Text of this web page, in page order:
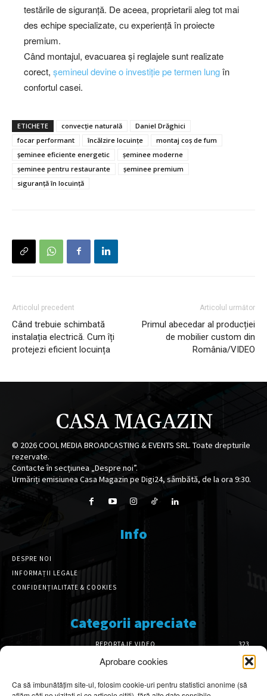
Aprobare cookies
Ca să îmbunătățim site-ul, folosim cookie-uri pentru statistici anonime (să
testările de siguranță. De aceea, proprietarii aleg tot mai
des echipe specializate, cu experiență în proiecte
premium.
Când montajul, evacuarea și reglajele sunt realizate
corect, șemineul devine o investiție pe termen lungîn
confortul casei.
ETICHETE convecție naturală
Daniel Drăghici
focar performant
încălzire locuințe
montaj coș de fum
șeminee eficiente energetic
șeminee moderne
șeminee pentru restaurante
șeminee premium
siguranță în locuință
Articolul precedent
Când trebuie schimbată
instalația electrică. Cum îți
protejezi eficient locuința
Articolul următor
Primul abecedar al producției
de mobilier custom din
România/VIDEO
CASA MAGAZIN
© 2026COOL MEDIA BROADCASTING & EVENTS SRL. Toate drepturile
rezervate.
Contacte în secțiunea „Despre noi”.
Urmăriți emisiunea Casa Magazin pe Digi24, sâmbătă, de la ora 9:30.
Info
DESPRE NOI
INFORMAȚII LEGALE
CONFIDENȚIALITATE & COOKIES
Categorii apreciate
REPORTAJE VIDEO
323
AMENAJĂRI INTERIOARE
126
DESIGN INTERIOR
64